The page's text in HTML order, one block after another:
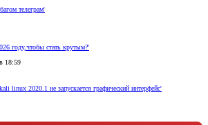
телеграм'
году,чтобы стать крутым?'
18:59
linux 2020.1 не запускается графический интерфейс'